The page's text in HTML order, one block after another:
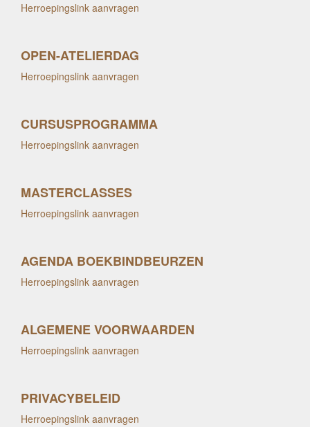
Herroepingslink aanvragen
OPEN-ATELIERDAG
Herroepingslink aanvragen
CURSUSPROGRAMMA
Herroepingslink aanvragen
MASTERCLASSES
Herroepingslink aanvragen
AGENDA BOEKBINDBEURZEN
Herroepingslink aanvragen
ALGEMENE VOORWAARDEN
Herroepingslink aanvragen
PRIVACYBELEID
Herroepingslink aanvragen